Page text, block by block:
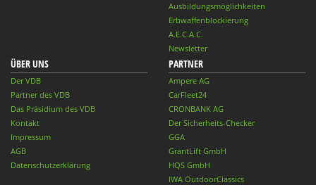
Ausbildungsmöglichkeiten
Erbwaffenblockierung
A.E.C.A.C.
Newsletter
ÜBER UNS
Der VDB
Partner des VDB
Das Präsidium des VDB
Kontakt
Impressum
AGB
Datenschutzerklärung
PARTNER
Ampere AG
CarFleet24
CRONBANK AG
Der Sicherheits-Checker
GGA
GrantLift GmbH
HQS GmbH
IWA OutdoorClassics